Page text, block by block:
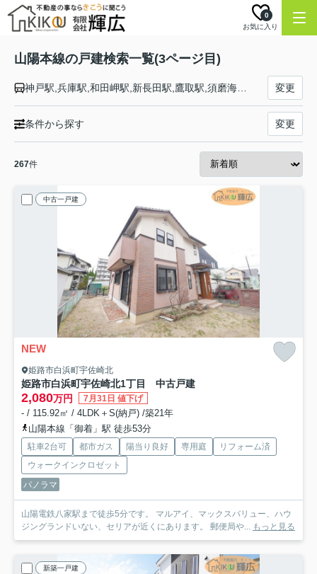
お気に入り
0
山陽本線の戸建検索一覧(3ページ目)
変更
条件から探す 変更
267件
中古一戸建
NEW
姫路市白浜町宇佐崎北
姫路市白浜町宇佐崎北1丁目 中古戸建
2,080万円 7月31日 値下げ
- / 115.92㎡ / 4LDK＋S(納戸) /築21年
山陽本線「御着」駅 徒歩53分
駐車2台可 都市ガス 陽当り良好 専用庭
リフォーム済
ウォークインクロゼット
パノラマ
山陽電鉄八家駅まで徒歩5分です。 マルアイ、マックスバリュー、ハウ
ジングランドいない、セリアが近くにあります。 郵便局や... もっと見る
新築一戸建